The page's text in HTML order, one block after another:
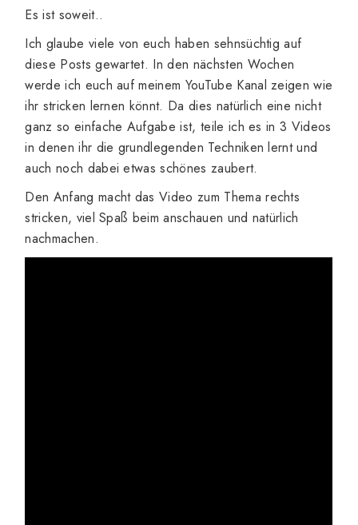
Es ist soweit..
Ich glaube viele von euch haben sehnsüchtig auf
diese Posts gewartet. In den nächsten Wochen
werde ich euch auf meinem YouTube Kanal zeigen wie
ihr stricken lernen könnt. Da dies natürlich eine nicht
ganz so einfache Aufgabe ist, teile ich es in 3 Videos
in denen ihr die grundlegenden Techniken lernt und
auch noch dabei etwas schönes zaubert.
Den Anfang macht das Video zum Thema rechts
stricken, viel Spaß beim anschauen und natürlich
nachmachen.